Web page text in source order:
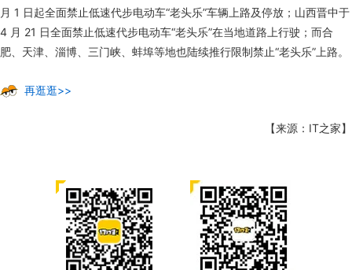
月 1 日起全面禁止低速代步电动车“老头乐”车辆上路及停放；山西晋中于
4 月 21 日全面禁止低速代步电动车“老头乐”在当地道路上行驶；而合
肥、天津、淄博、三门峡、蚌埠等地也陆续推行限制禁止“老头乐”上路。
再逛逛>>
【来源：IT之家】